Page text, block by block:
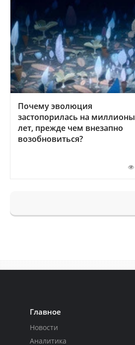
Почему эволюция
застопорилась на миллионы
лет, прежде чем внезапно
возобновиться?
Главное
Новости
Аналитика